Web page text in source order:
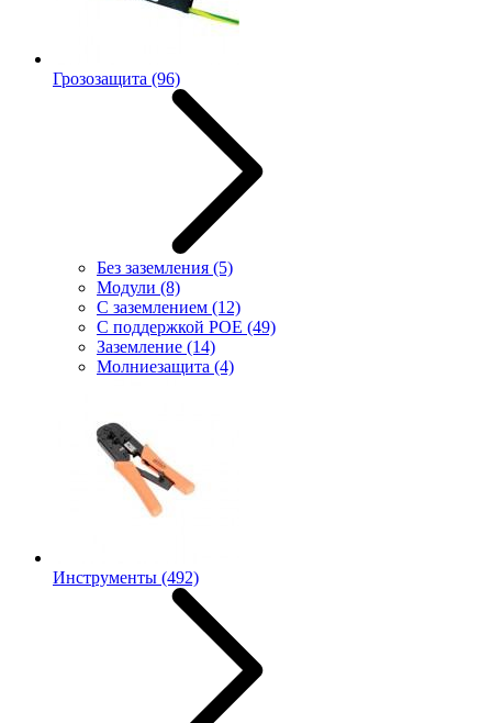
Грозозащита (96)
Без заземления (5)
Модули (8)
С заземлением (12)
С поддержкой POE (49)
Заземление (14)
Молниезащита (4)
Инструменты (492)